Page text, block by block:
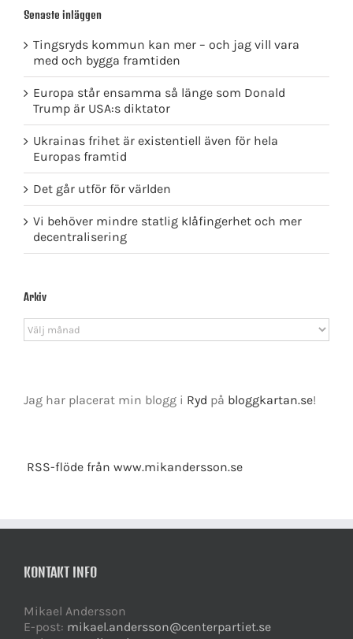
Senaste inläggen
Tingsryds kommun kan mer – och jag vill vara
med och bygga framtiden
Europa står ensamma så länge som Donald
Trump är USA:s diktator
Ukrainas frihet är existentiell även för hela
Europas framtid
Det går utför för världen
Vi behöver mindre statlig klåfingerhet och mer
decentralisering
Arkiv
Arkiv
Jag har placerat min blogg i Ryd på bloggkartan.se!
RSS-flöde från www.mikandersson.se
KONTAKT INFO
Mikael Andersson
E-post: mikael.andersson@centerpartiet.se